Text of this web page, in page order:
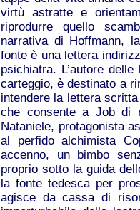
virtù astratte e
riprodurre quello
narrativa di Hoffmann,
fonte è una lettera
psichiatra. L’autore
carteggio, è destinato a
intendere la lettera
che consente a Job di
Nataniele, protagonista
al perfido alchimista
accenno, un bimbo
proprio sotto la guida
la fonte tedesca per
agisce da cassa di